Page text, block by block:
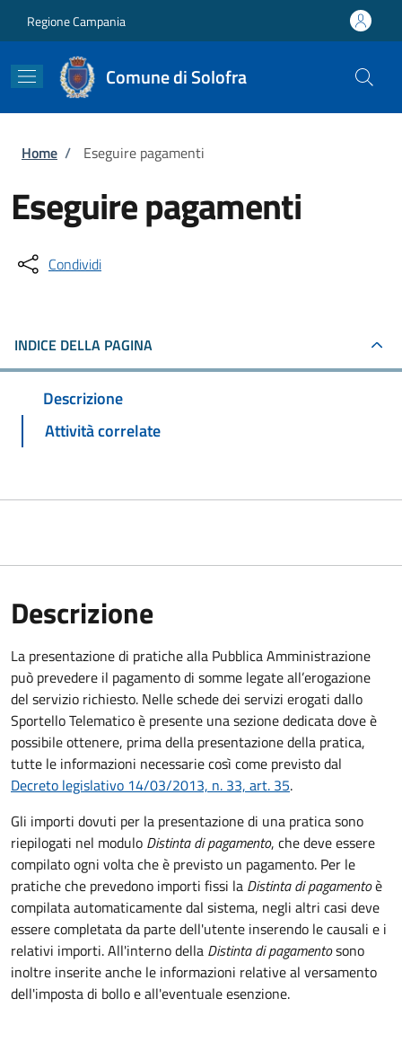
Regione Campania
Comune di Solofra
Briciole di pane
Home / Eseguire pagamenti
Eseguire pagamenti
Condividi
INDICE DELLA PAGINA
Descrizione
Attività correlate
Descrizione
La presentazione di pratiche alla Pubblica Amministrazione
può prevedere il pagamento di somme legate all’erogazione
del servizio richiesto. Nelle schede dei servizi erogati dallo
Sportello Telematico è presente una sezione dedicata dove è
possibile ottenere, prima della presentazione della pratica,
tutte le informazioni necessarie così come previsto dal
Decreto legislativo 14/03/2013, n. 33, art. 35.
Gli importi dovuti per la presentazione di una pratica sono
riepilogati nel modulo Distinta di pagamento, che deve essere
compilato ogni volta che è previsto un pagamento. Per le
pratiche che prevedono importi fissi la Distinta di pagamentoè
compilata automaticamente dal sistema, negli altri casi deve
essere completata da parte dell'utente inserendo le causali e i
relativi importi.All'interno della Distinta di pagamentosono
inoltre inserite anche le informazioni relative al versamento
dell'imposta di bollo e all'eventuale esenzione.